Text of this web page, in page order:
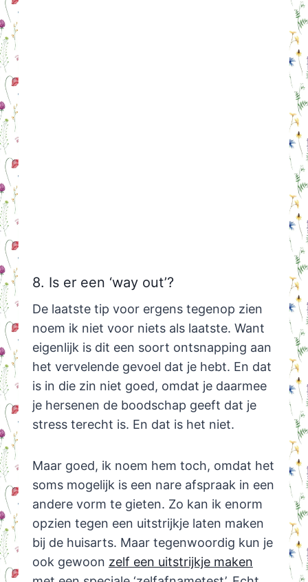
8. Is er een ‘way out’?
De laatste tip voor ergens tegenop zien
noem ik niet voor niets als laatste. Want
eigenlijk is dit een soort ontsnapping aan
het vervelende gevoel dat je hebt. En dat
is in die zin niet goed, omdat je daarmee
je hersenen de boodschap geeft dat je
stress terecht is. En dat is het niet.
Maar goed, ik noem hem toch, omdat het
soms mogelijk is een nare afspraak in een
andere vorm te gieten. Zo kan ik enorm
opzien tegen een uitstrijkje laten maken
bij de huisarts. Maar tegenwoordig kun je
ook gewoon zelf een uitstrijkje maken